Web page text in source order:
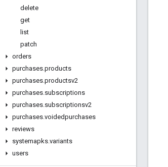
delete
get
list
patch
orders
purchases.products
purchases.productsv2
purchases.subscriptions
purchases.subscriptionsv2
purchases.voidedpurchases
reviews
systemapks.variants
users